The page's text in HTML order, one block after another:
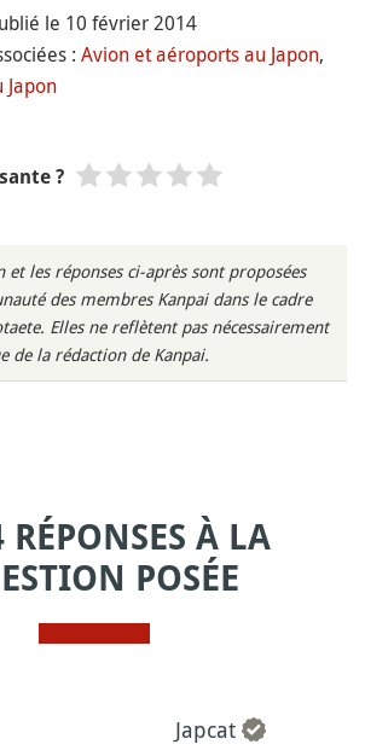
le 10 février 2014
: Avion et aéroports au Japon,
?
et les réponses ci-après sont proposées
des membres Kanpai dans le cadre
Elles ne reflètent pas nécessairement
de la rédaction de Kanpai.
RÉPONSES À LA
POSÉE
Japcat